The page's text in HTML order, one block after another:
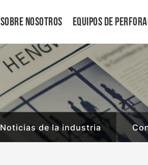
Sobre Nosotros Equipos De
Noticias de la industria